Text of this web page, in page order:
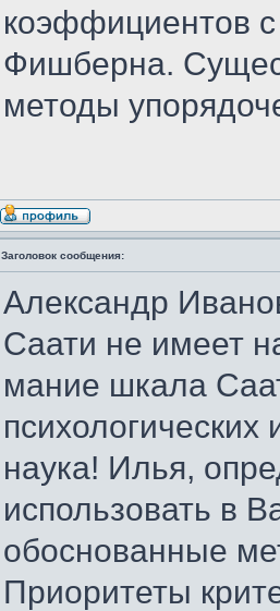
коэффициентов
Фишберна.
методы
Заголовок сообщения:
Александр
Саати не имеет
мание шкала
наука! Илья,
использовать в
обоснованные
Приоритеты